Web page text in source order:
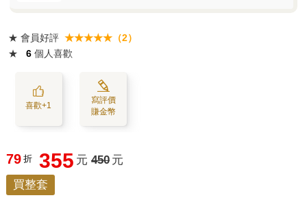
★ 會員好評 ★★★★★（2）
★
6 個人喜歡
喜歡+1
寫評價
賺金幣
79 折 355 元 450 元
買整套